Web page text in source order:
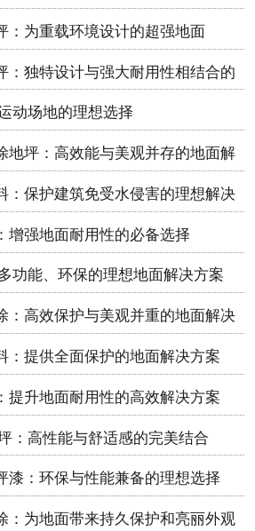
：为重载环境设计的超强地面
：独特设计与强大耐用性相结合的
动场地的理想选择
地坪：高效能与美观并存的地面解
：保护建筑免受水侵害的理想解决
增强地面耐用性的必备选择
功能、环保的理想地面解决方案
：高效保护与美观并重的地面解决
：提供全面保护的地面解决方案
提升地面耐用性的高效解决方案
：高性能与舒适感的完美结合
漆：环保与性能兼备的理想选择
：为地面带来持久保护和亮丽外观